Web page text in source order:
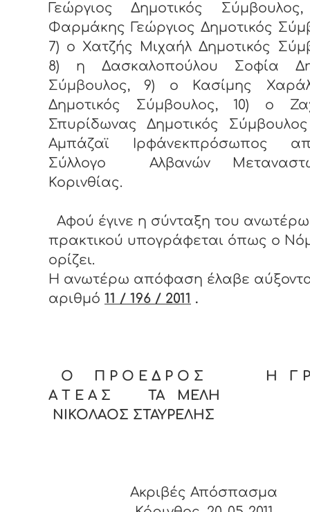
Γεώργιος Δημοτικός
Φαρμάκης Γεώργιος Δημοτικός
7) ο Χατζής Μιχαήλ Δημοτικός
8) η Δασκαλοπούλου Σοφία
Σύμβουλος, 9) ο Κασίμης
Δημοτικός Σύμβουλος, 10) ο
Σπυρίδωνας Δημοτικός
Αμπάζαϊ Ιρφάνεκπρόσωπος
Σύλλογο Αλβανών
Κορινθίας.
Αφού έγινε η σύνταξη του ανωτέρω
πρακτικού υπογράφεται όπως ο
ορίζει.
Η ανωτέρω απόφαση έλαβε
αριθμό 11 / 196 / 2011 .
Ο Π Ρ Ο Ε Δ Ρ Ο Σ Η Γ Ρ
Α Τ Ε Α Σ ΤΑ ΜΕΛΗ
ΝΙΚΟΛΑΟΣ ΣΤΑΥΡΕΛΗΣ
Ακριβές Απόσπασμα